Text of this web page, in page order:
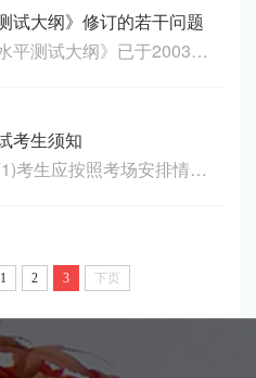
试大纲》修订的若干问题
新的《普通话水平测试大纲》已于2003年10月14日由教育部、国家语言文字工作委员会发布，本文对《大纲》修订的有关问题进行说明，并就某些重要问题进行探讨和阐述。全文分两大部分。一、《大纲》修订的背景。1994年出版的原《大纲》对保证普通话水平测试科学、规范、有序地开展发挥了积极作用。但原《大纲》学术色彩较重，作为政令文件的特点却不够鲜明，对全国测试工作的指导意义显得不够突出。专家和一线测试员也从提高测试的...
考生须知
一、考生须知(1)考生应按照考场安排情况按时在对应的侯测教室等候测试，一般情况下，测试分为几个考场同时进行，因此，侯测同学必须按照考场工作人员安排在测试所在考场测试。(2)测试次序应该按照考场工作人员安排，按照编号次序入场。如：考试开始时，1-5号五位同学进入考试进行准备，考试在前5位同学进入考试15分钟后开始，每个考场两名测试老师，每次测试一个同学，1号同学测试时，其它4位同学准备测试，每个考生的测试时间...
1 2 3 下页